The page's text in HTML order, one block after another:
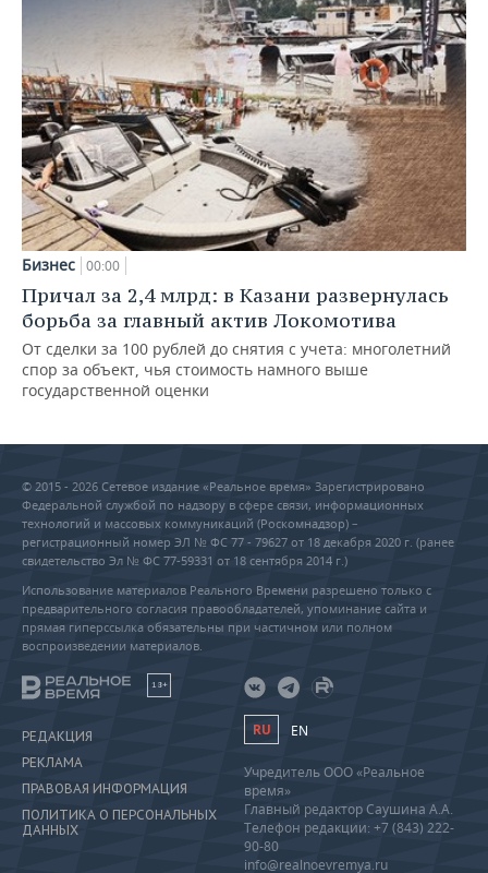
Бизнес 00:00
Причал за 2,4 млрд: в Казани развернулась
борьба за главный актив Локомотива
От сделки за 100 рублей до снятия с учета: многолетний
спор за объект, чья стоимость намного выше
государственной оценки
© 2015 - 2026 Сетевое издание «Реальное время» Зарегистрировано
Федеральной службой по надзору в сфере связи, информационных
технологий и массовых коммуникаций (Роскомнадзор) –
регистрационный номер ЭЛ № ФС 77 - 79627 от 18 декабря 2020 г. (ранее
свидетельство Эл № ФС 77-59331 от 18 сентября 2014 г.)
Использование материалов Реального Времени разрешено только с
предварительного согласия правообладателей, упоминание сайта и
прямая гиперссылка обязательны при частичном или полном
воспроизведении материалов.
18+
РЕДАКЦИЯ
РЕКЛАМА
ПРАВОВАЯ ИНФОРМАЦИЯ
ПОЛИТИКА О ПЕРСОНАЛЬНЫХ
ДАННЫХ
RU EN
Учредитель ООО «Реальное
время»
Главный редактор Саушина А.А.
Телефон редакции: +7 (843) 222-
90-80
info@realnoevremya.ru